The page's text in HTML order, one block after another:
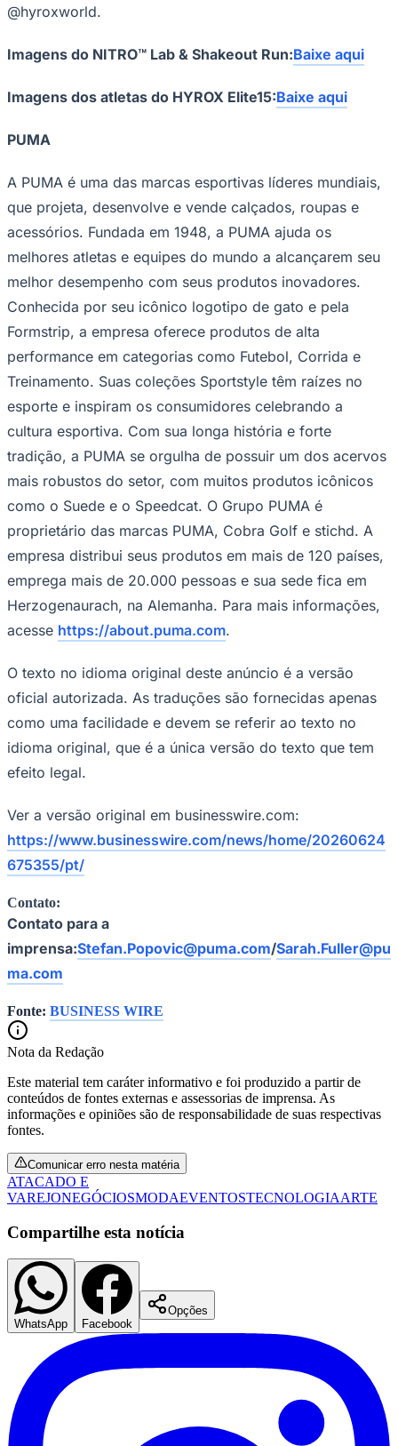
São Paulo
Santos
Flamengo
@hyroxworld.
Imagens do NITRO™ Lab & Shakeout Run:Baixe aqui
Imagens dos atletas do HYROX Elite15:Baixe aqui
PUMA
A PUMA é uma das marcas esportivas líderes mundiais,
que projeta, desenvolve e vende calçados, roupas e
acessórios. Fundada em 1948, a PUMA ajuda os
melhores atletas e equipes do mundo a alcançarem seu
melhor desempenho com seus produtos inovadores.
Conhecida por seu icônico logotipo de gato e pela
Formstrip, a empresa oferece produtos de alta
performance em categorias como Futebol, Corrida e
Treinamento. Suas coleções Sportstyle têm raízes no
esporte e inspiram os consumidores celebrando a
cultura esportiva. Com sua longa história e forte
tradição, a PUMA se orgulha de possuir um dos acervos
mais robustos do setor, com muitos produtos icônicos
como o Suede e o Speedcat. O Grupo PUMA é
proprietário das marcas PUMA, Cobra Golf e stichd. A
empresa distribui seus produtos em mais de 120 países,
emprega mais de 20.000 pessoas e sua sede fica em
Herzogenaurach, na Alemanha. Para mais informações,
acesse https://about.puma.com.
O texto no idioma original deste anúncio é a versão
oficial autorizada. As traduções são fornecidas apenas
como uma facilidade e devem se referir ao texto no
idioma original, que é a única versão do texto que tem
efeito legal.
Ver a versão original em businesswire.com:
https://www.businesswire.com/news/home/20260624
675355/pt/
Contato:
Contato para a
imprensa:Stefan.Popovic@puma.com/Sarah.Fuller@pu
ma.com
Fonte: BUSINESS WIRE
Nota da Redação
Este material tem caráter informativo e foi produzido a partir de
conteúdos de fontes externas e assessorias de imprensa. As
informações e opiniões são de responsabilidade de suas respectivas
fontes.
Comunicar erro nesta matéria
ATACADO E
VAREJONEGÓCIOSMODAEVENTOSTECNOLOGIAARTE
Compartilhe esta notícia
WhatsApp Facebook
Opções